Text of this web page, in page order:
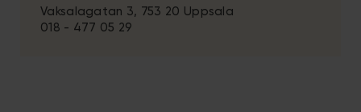
Vaksalagatan 3, 753 20 Uppsala
018 - 477 05 29